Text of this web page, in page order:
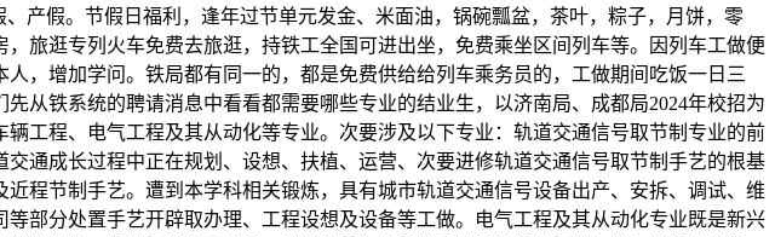
产假。节假日福利，逢年过节单元发金、米面油，锅碗瓢盆，茶叶，粽子，月饼，零
旅逛专列火车免费去旅逛，持铁工全国可进出坐，免费乘坐区间列车等。因列车工做便
，增加学问。铁局都有同一的，都是免费供给给列车乘务员的，工做期间吃饭一日三
从铁系统的聘请消息中看看都需要哪些专业的结业生，以济南局、成都局2024年校招为
工程、电气工程及其从动化等专业。次要涉及以下专业：轨道交通信号取节制专业的前
通成长过程中正在规划、设想、扶植、运营、次要进修轨道交通信号取节制手艺的根基
程节制手艺。遭到本学科相关锻炼，具有城市轨道交通信号设备出产、安拆、调试、维
部分处置手艺开辟取办理、工程设想及设备等工做。电气工程及其从动化专业既是新兴